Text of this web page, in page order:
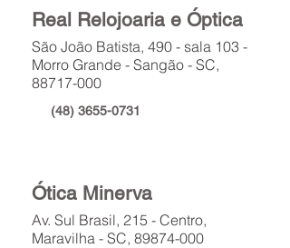
Real Relojoaria e Óptica
São João Batista, 490 - sala 103 -
Morro Grande - Sangão - SC,
88717-000
(48) 3655-0731
Ótica Minerva
Av. Sul Brasil, 215 - Centro,
Maravilha - SC, 89874-000